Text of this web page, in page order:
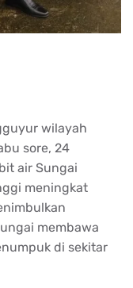
wilayah
sore, 24
air Sungai
meningkat
membawa
di sekitar